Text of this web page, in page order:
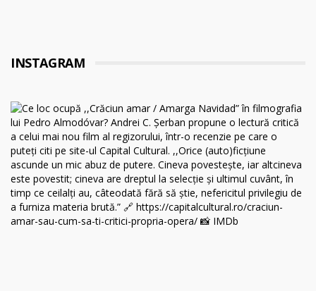
INSTAGRAM